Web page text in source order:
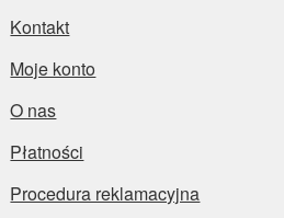
Kontakt
Moje konto
O nas
Płatności
Procedura reklamacyjna